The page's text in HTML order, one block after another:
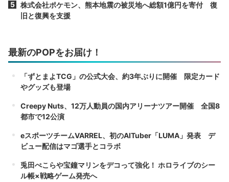
株式会社ポケモン、熊本地震の被災地へ総額1億円を寄付 復
旧と復興を支援
最新のPOPをお届け！
「ずとまよTCG」の公式大会、約3年ぶりに開催 限定カード
やグッズも登場
Creepy Nuts、12万人動員の国内アリーナツアー開催 全国8
都市で12公演
eスポーツチームVARREL、初のAITuber「LUMA」発表 デ
ビュー配信はマゴ選手とコラボ
兎田ぺこらや宝鐘マリンをデコって強化！ ホロライブのシー
ル帳×戦略ゲーム発売へ